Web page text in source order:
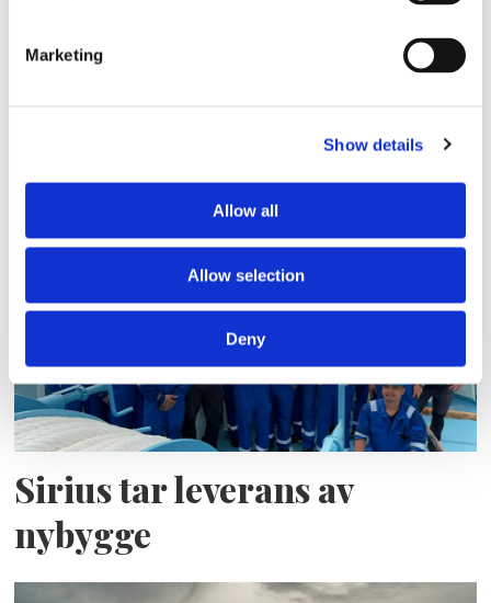
Marketing
Show details
Allow all
Allow selection
Deny
Maritime köper Berg
Propulsion
Sirius tar leverans av
nybygge